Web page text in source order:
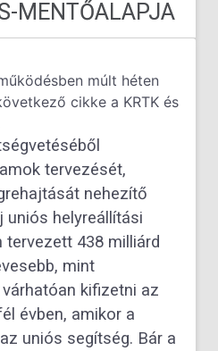
MENTŐALAPJA
múlt héten
cikke a KRTK és
tervezését,
nehezítő
helyreállítási
438 milliárd
mint
kifizetni az
évben, amikor a
uniós segítség. Bár a